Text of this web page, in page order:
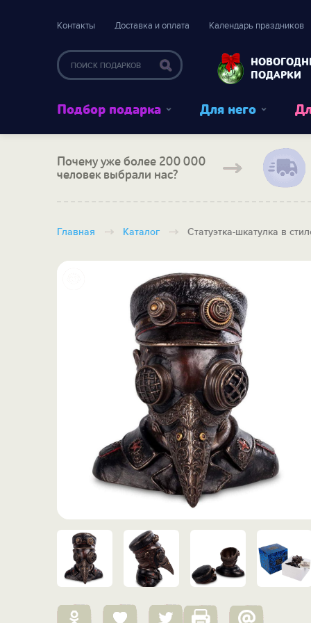
Контакты Доставка и оплата Календарь праздников
ПОДАРКИ
Подбор подарка Для него
Почему уже более 200 000
человек выбрали нас?
Главная Каталог Статуэтка-шкатулка в